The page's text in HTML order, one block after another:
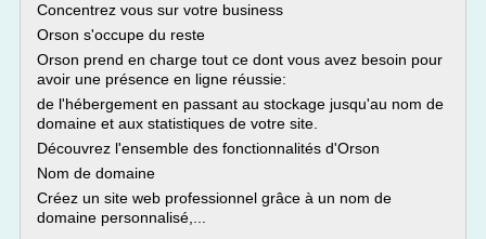
Concentrez vous sur votre business
Orson s'occupe du reste
Orson prend en charge tout ce dont vous avez besoin pour
avoir une présence en ligne réussie:
de l'hébergement en passant au stockage jusqu'au nom de
domaine et aux statistiques de votre site.
Découvrez l'ensemble des fonctionnalités d'Orson
Nom de domaine
Créez un site web professionnel grâce à un nom de
domaine personnalisé,...